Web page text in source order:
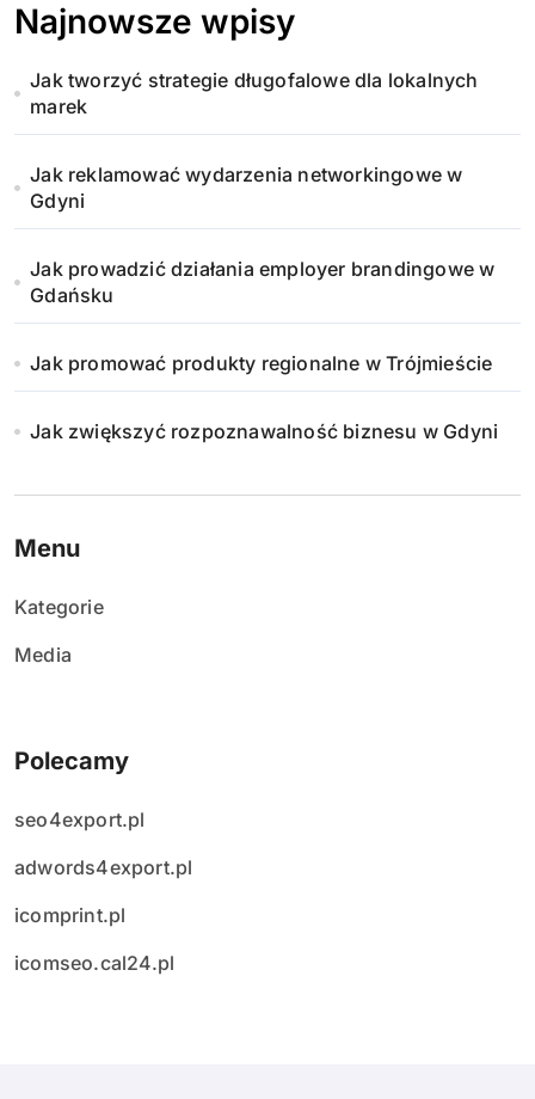
Najnowsze wpisy
Jak tworzyć strategie długofalowe dla lokalnych
marek
Jak reklamować wydarzenia networkingowe w
Gdyni
Jak prowadzić działania employer brandingowe w
Gdańsku
Jak promować produkty regionalne w Trójmieście
Jak zwiększyć rozpoznawalność biznesu w Gdyni
Menu
Kategorie
Media
Polecamy
seo4export.pl
adwords4export.pl
icomprint.pl
icomseo.cal24.pl